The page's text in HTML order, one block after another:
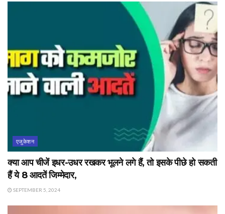
एजुकेशन
क्या आप चीजें इधर-उधर रखकर भूलने लगे हैं, तो इसके पीछे हो सकती
हैं ये 8 आदतें जिम्मेदार,
SEPTEMBER 5, 2024